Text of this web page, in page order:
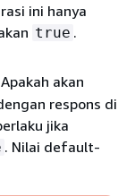
ini hanya
true .
akan
respons di
jika
. Nilai default-